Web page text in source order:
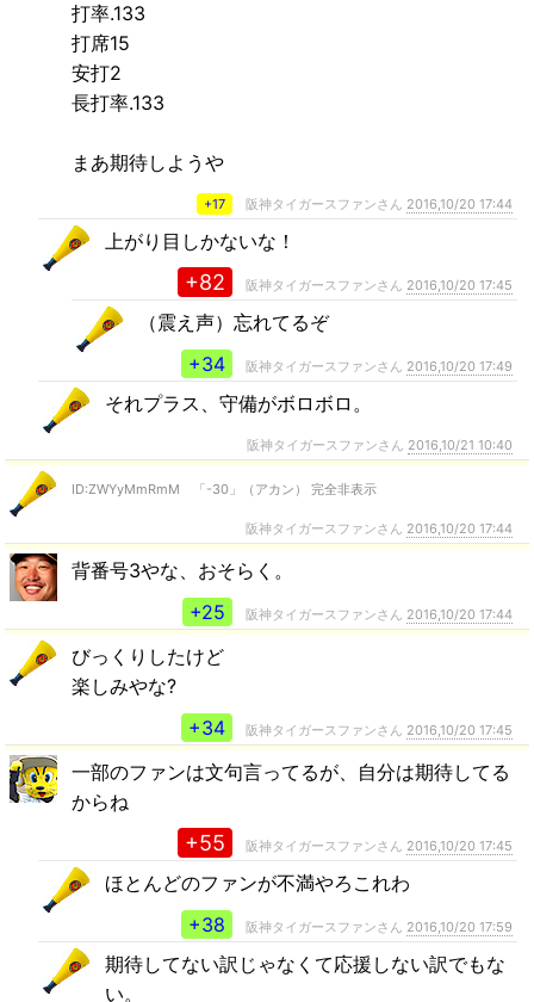
打率.133
打席15
安打2
長打率.133
まあ期待しようや
+17 阪神タイガースファンさん 2016,10/20 17:44
上がり目しかないな！
+82 阪神タイガースファンさん 2016,10/20 17:45
（震え声）忘れてるぞ
+34
阪神タイガースファンさん 2016,10/20 17:49
それプラス、守備がボロボロ。
阪神タイガースファンさん 2016,10/21 10:40
ID:ZWYyMmRmM 「-30」（アカン） 完全非表示
阪神タイガースファンさん 2016,10/20 17:44
背番号3やな、おそらく。
+25
阪神タイガースファンさん 2016,10/20 17:44
びっくりしたけど
楽しみやな?
+34
阪神タイガースファンさん 2016,10/20 17:45
一部のファンは文句言ってるが、自分は期待してる
からね
+55 阪神タイガースファンさん 2016,10/20 17:45
ほとんどのファンが不満やろこれわ
+38
阪神タイガースファンさん 2016,10/20 17:59
期待してない訳じゃなくて応援しない訳でもな
い。